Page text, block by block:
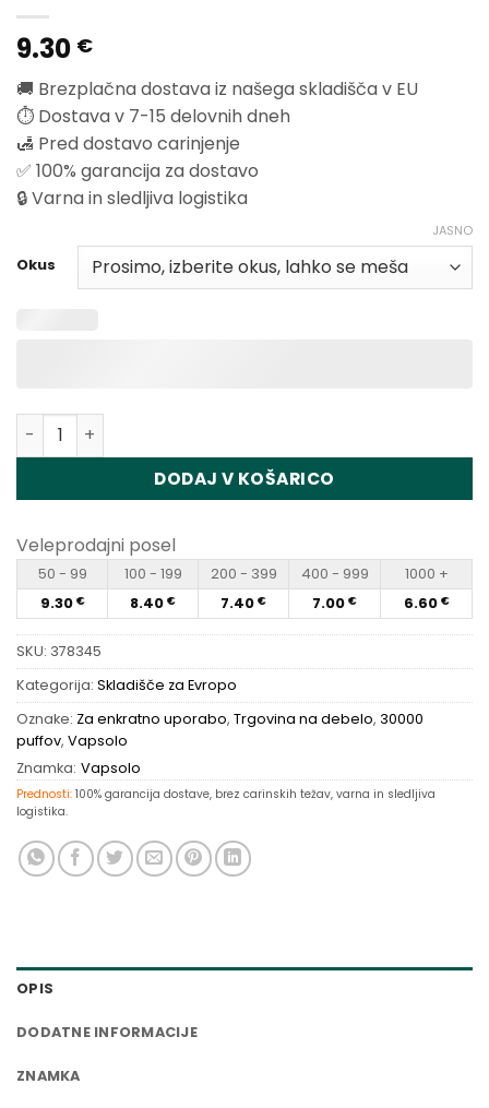
9.30 €
🚚 Brezplačna dostava iz našega skladišča v EU
⏱️ Dostava v 7-15 delovnih dneh
🛃 Pred dostavo carinjenje
✅ 100% garancija za dostavo
🔒 Varna in sledljiva logistika
Okus
JASNO
Količina Vapsolo Super Pro 30K Puffs Disposable Vape
DODAJ V KOŠARICO
Veleprodajni posel
50 - 99 100 - 199 200 - 399 400 - 999
1000 +
9.30 € 8.40 € 7.40 € 7.00 € 6.60 €
SKU: 378345
Kategorija: Skladišče za Evropo
Oznake: Za enkratno uporabo, Trgovina na debelo, 30000
puffov, Vapsolo
Znamka: Vapsolo
Prednosti: 100% garancija dostave, brez carinskih težav, varna in sledljiva
logistika.
OPIS
DODATNE INFORMACIJE
ZNAMKA